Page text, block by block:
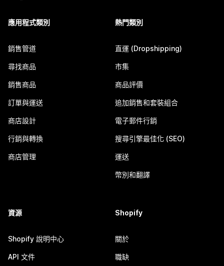
應用程式類別
銷售管道
尋找商品
銷售商品
訂單與運送
商店設計
行銷與轉換
商店管理
熱門類別
直運 (Dropshipping)
市集
商品評價
追加銷售和套裝組合
電子郵件行銷
搜尋引擎最佳化 (SEO)
運送
幣別和翻譯
資源
Shopify 說明中心
API 文件
Shopify
關於
職缺